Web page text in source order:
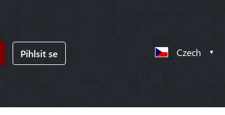
Pihlsit se Czech